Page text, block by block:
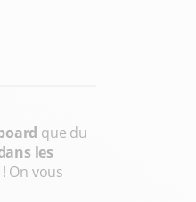
que du
les
On vous